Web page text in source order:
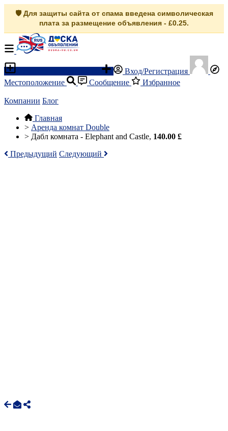
🛡️ Для защиты сайта от спама введена символическая
плата за размещение объявления - £0.25.
Вход/Регистрация
Местоположение
Сообщение Избранное
Компании Блог
Главная
> Аренда комнат Double
> Дабл комната - Elephant and Castle, 140.00 £
Предыдущий Следующий